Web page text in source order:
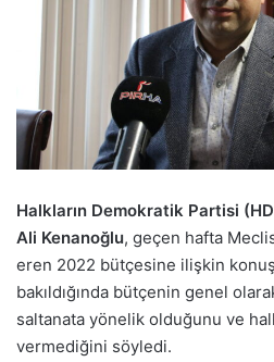
Halkların Demokratik Partisi
Ali Kenanoğlu, geçen hafta
eren 2022 bütçesine ilişkin
bakıldığında bütçenin genel
saltanata yönelik olduğunu ve
vermediğini söyledi.